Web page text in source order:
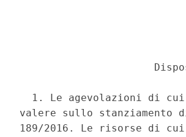
1. Le agevolazioni di
valere sullo
189/2016. Le risorse di